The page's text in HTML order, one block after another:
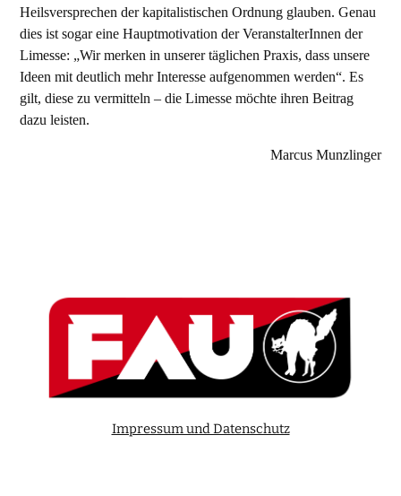
Heilsversprechen der kapitalistischen Ordnung glauben. Genau
dies ist sogar eine Hauptmotivation der VeranstalterInnen der
Limesse: „Wir merken in unserer täglichen Praxis, dass unsere
Ideen mit deutlich mehr Interesse aufgenommen werden“. Es
gilt, diese zu vermitteln – die Limesse möchte ihren Beitrag
dazu leisten.
Marcus Munzlinger
Impressum und Datenschutz